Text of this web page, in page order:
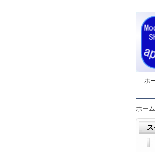
ホ
ホーム